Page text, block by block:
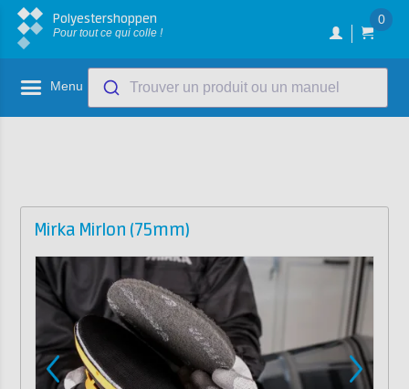
Polyestershoppen
Pour tout ce qui colle !
0
Menu Trouver un produit ou un manuel
Mirka Mirlon (75mm)